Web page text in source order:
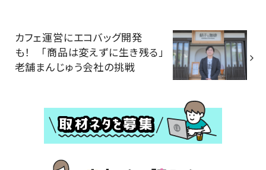
カフェ運営にエコバッグ開発
も！ 「商品は変えずに生き残る」
老舗まんじゅう会社の挑戦